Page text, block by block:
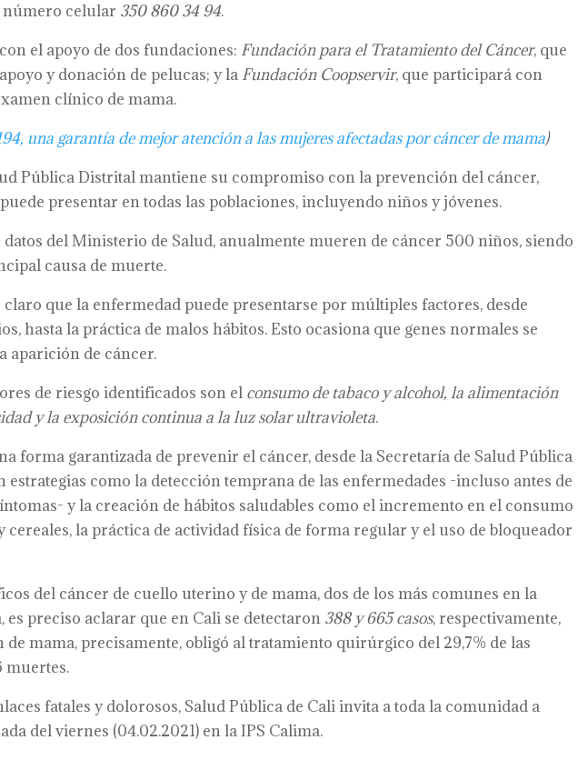
número celular 350 860 34 94.
el apoyo de dos fundaciones: Fundación para el Tratamiento del Cáncer, que
y donación de pelucas; y la Fundación Coopservir, que participará con
clínico de mama.
una garantía de mejor atención a las mujeres afectadas por cáncer de mama)
Pública Distrital mantiene su compromiso con la prevención del cáncer,
presentar en todas las poblaciones, incluyendo niños y jóvenes.
datos del Ministerio de Salud, anualmente mueren de cáncer 500 niños, siendo
causa de muerte.
que la enfermedad puede presentarse por múltiples factores, desde
hasta la práctica de malos hábitos. Esto ocasiona que genes normales se
aparición de cáncer.
de riesgo identificados son el consumo de tabaco y alcohol, la alimentación
y la exposición continua a la luz solar ultravioleta.
forma garantizada de prevenir el cáncer, desde la Secretaría de Salud Pública
como la detección temprana de las enfermedades -incluso antes de
y la creación de hábitos saludables como el incremento en el consumo
cereales, la práctica de actividad física de forma regular y el uso de bloqueador
del cáncer de cuello uterino y de mama, dos de los más comunes en la
preciso aclarar que en Cali se detectaron 388 y 665 casos, respectivamente,
de mama, precisamente, obligó al tratamiento quirúrgico del 29,7% de las
muertes.
fatales y dolorosos, Salud Pública de Cali invita a toda la comunidad a
del viernes (04.02.2021) en la IPS Calima.